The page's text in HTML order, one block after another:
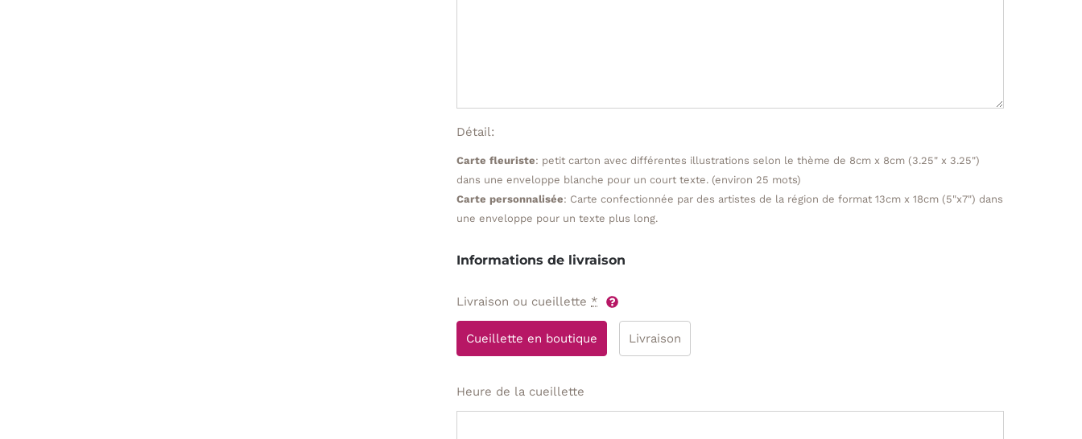
Détail:
Carte fleuriste: petit carton avec différentes illustrations selon le thème de 8cm x 8cm (3.25" x 3.25")
dans une enveloppe blanche pour un court texte. (environ 25 mots)
Carte personnalisée: Carte confectionnée par des artistes de la région de format 13cm x 18cm (5"x7") dans
une enveloppe pour un texte plus long.
Informations de livraison
Livraison ou cueillette *
Cueillette en boutique Livraison
Heure de la cueillette